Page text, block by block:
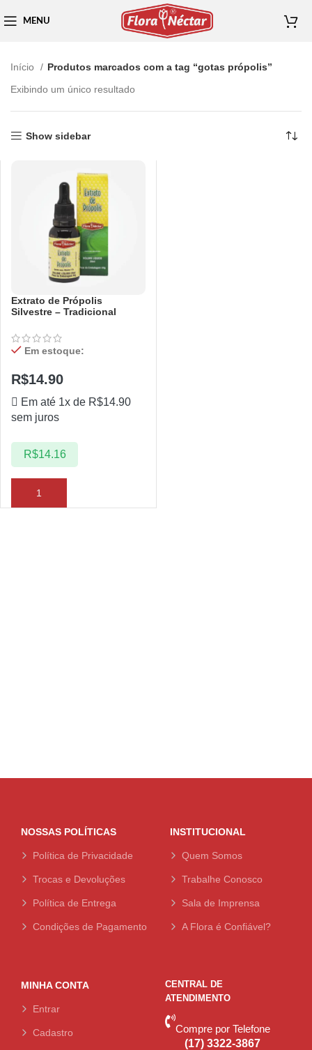
MENU
Início
Produtos marcados com a tag “gotas própolis”
Exibindo um único resultado
Show sidebar
Extrato de Própolis
Silvestre – Tradicional
Em estoque:
R$14.90
Em até 1x de R$14.90
sem juros
R$14.16
NOSSAS POLÍTICAS
Política de Privacidade
Trocas e Devoluções
Política de Entrega
Condições de Pagamento
INSTITUCIONAL
Quem Somos
Trabalhe Conosco
Sala de Imprensa
A Flora é Confiável?
MINHA CONTA
Entrar
Cadastro
CENTRAL DE
ATENDIMENTO
Compre por Telefone
(17) 3322-3867